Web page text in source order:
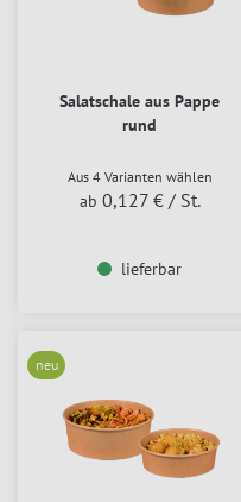
Salatschale aus Pappe
rund
Aus 4 Varianten wählen
ab 0,127 € / St.
lieferbar
neu